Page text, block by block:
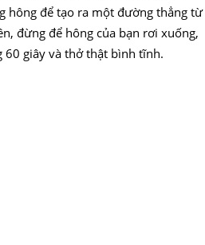
hông để tạo ra một đường thẳng từ
đừng để hông của bạn rơi xuống,
60 giây và thở thật bình tĩnh.